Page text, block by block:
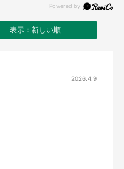
表示：新しい順
2026.4.9